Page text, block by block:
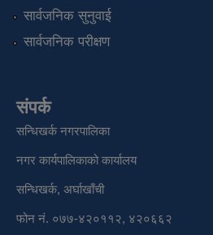
सार्वजनिक सुनुवाई
सार्वजनिक परीक्षण
संपर्क
सन्धिखर्क नगरपालिका
नगर कार्यपालिकाको कार्यालय
सन्धिखर्क, अर्घाखाँची
फोन नं. ०७७-४२०११२, ४२०६६२